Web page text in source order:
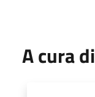
A cura di